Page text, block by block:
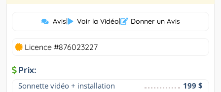
Avis| Voir la Vidéo| Donner un Avis
Licence #876023227
Prix:
Sonnette vidéo + installation
199 $